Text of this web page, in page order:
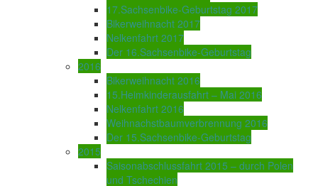
17.Sachsenbike-Geburtstag 2017
Bikerweihnacht 2017
Nelkenfahrt 2017
Der 16.Sachsenbike-Geburtstag
2016
Bikerweihnacht 2016
15.Heimkinderausfahrt – Mai 2016
Nelkenfahrt 2016
Weihnachstbaumverbrennung 2016
Der 15.Sachsenbike-Geburtstag
2015
Saisonabschlussfahrt 2015 – durch Polen
und Tschechien